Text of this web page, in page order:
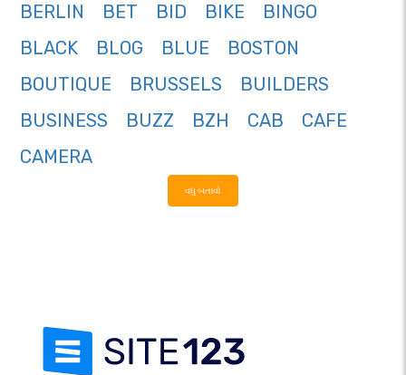
BERLIN
BET BID BIKE
BINGO
BLACK
BLOG BLUE
BOSTON
BOUTIQUE
BRUSSELS
BUILDERS
BUSINESS
BUZZ BZH CAB
CAFE
CAMERA
વધુ બતાવો